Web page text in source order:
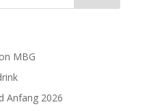
MBG
Anfang 2026